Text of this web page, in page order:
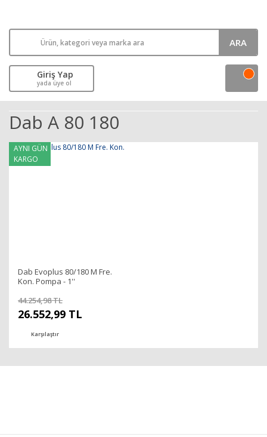
ARA
Giriş Yap
yada üye ol
Dab A 80 180
AYNI GÜN
KARGO
Dab Evoplus 80/180 M Fre.
Kon. Pompa - 1''
44.254,98 TL
26.552,99 TL
Karşılaştır